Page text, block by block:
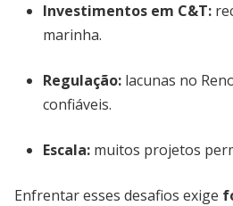
Investimentos em C&T:
marinha.
Regulação: lacunas no
confiáveis.
Escala: muitos projetos
Enfrentar esses desafios exige